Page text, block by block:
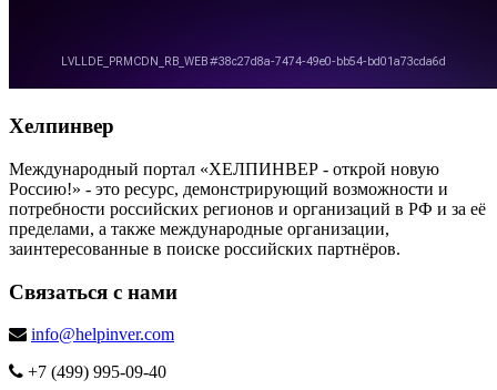
Хелпинвер
Международный портал «ХЕЛПИНВЕР - открой новую
Россию!» - это ресурс, демонстрирующий возможности и
потребности российских регионов и организаций в РФ и за её
пределами, а также международные организации,
заинтересованные в поиске российских партнёров.
Связаться с нами
info@helpinver.com
+7 (499) 995-09-40